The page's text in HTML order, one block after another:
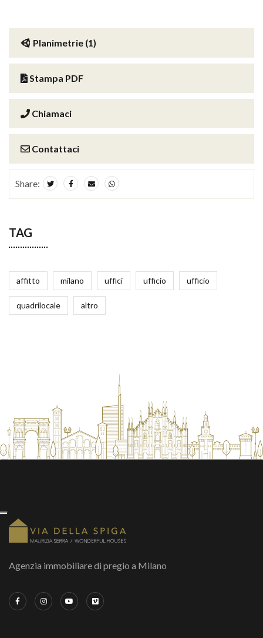
Planimetrie (1)
Stampa PDF
Chiamaci
Contattaci
Share:
TAG
affitto milano uffici ufficio ufficio
quadrilocale altro
Agenzia immobiliare di pregio a Milano